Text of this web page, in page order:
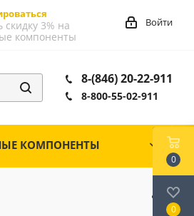
скидку 3% на
компоненты
Войти
8-(846) 20-22-911
8-800-55-02-911
КОМПОНЕНТЫ
0
0